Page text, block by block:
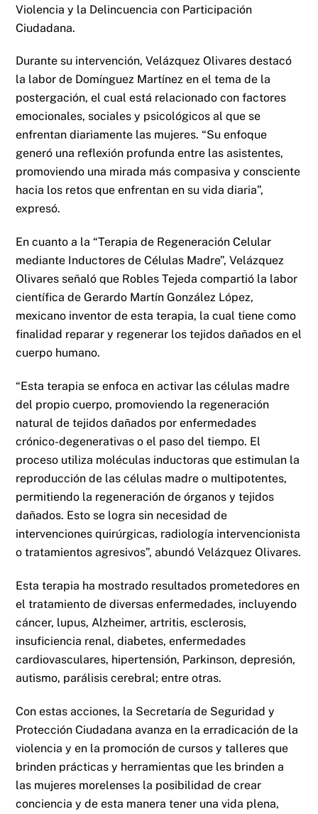
Violencia y la Delincuencia con Participación
Ciudadana.
Durante su intervención, Velázquez Olivares destacó
la labor de Domínguez Martínez en el tema de la
postergación, el cual está relacionado con factores
emocionales, sociales y psicológicos al que se
enfrentan diariamente las mujeres. “Su enfoque
generó una reflexión profunda entre las asistentes,
promoviendo una mirada más compasiva y consciente
hacia los retos que enfrentan en su vida diaria”,
expresó.
En cuanto a la “Terapia de Regeneración Celular
mediante Inductores de Células Madre”, Velázquez
Olivares señaló que Robles Tejeda compartió la labor
científica de Gerardo Martín González López,
mexicano inventor de esta terapia, la cual tiene como
finalidad reparar y regenerar los tejidos dañados en el
cuerpo humano.
“Esta terapia se enfoca en activar las células madre
del propio cuerpo, promoviendo la regeneración
natural de tejidos dañados por enfermedades
crónico-degenerativas o el paso del tiempo. El
proceso utiliza moléculas inductoras que estimulan la
reproducción de las células madre o multipotentes,
permitiendo la regeneración de órganos y tejidos
dañados. Esto se logra sin necesidad de
intervenciones quirúrgicas, radiología intervencionista
o tratamientos agresivos”, abundó Velázquez Olivares.
Esta terapia ha mostrado resultados prometedores en
el tratamiento de diversas enfermedades, incluyendo
cáncer, lupus, Alzheimer, artritis, esclerosis,
insuficiencia renal, diabetes, enfermedades
cardiovasculares, hipertensión, Parkinson, depresión,
autismo, parálisis cerebral; entre otras.
Con estas acciones, la Secretaría de Seguridad y
Protección Ciudadana avanza en la erradicación de la
violencia y en la promoción de cursos y talleres que
brinden prácticas y herramientas que les brinden a
las mujeres morelenses la posibilidad de crear
conciencia y de esta manera tener una vida plena,